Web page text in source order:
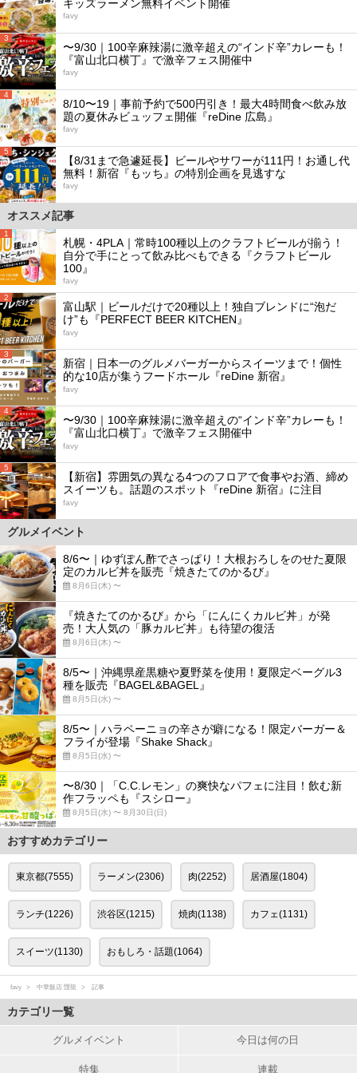
キッズラーメン無料イベント開催
favy
3
〜9/30｜100辛麻辣湯に激辛超えの“インド辛”カレーも！
『富山北口横丁』で激辛フェス開催中
favy
4
8/10〜19｜事前予約で500円引き！最大4時間食べ飲み放
題の夏休みビュッフェ開催『reDine 広島』
favy
5
【8/31まで急遽延長】ビールやサワーが111円！お通し代
無料！新宿『もッち』の特別企画を見逃すな
favy
オススメ記事
1
札幌・4PLA｜常時100種以上のクラフトビールが揃う！
自分で手にとって飲み比べもできる『クラフトビール
100』
favy
2
富山駅｜ビールだけで20種以上！独自ブレンドに“泡だ
け”も『PERFECT BEER KITCHEN』
favy
3
新宿｜日本一のグルメバーガーからスイーツまで！個性
的な10店が集うフードホール『reDine 新宿』
favy
4
〜9/30｜100辛麻辣湯に激辛超えの“インド辛”カレーも！
『富山北口横丁』で激辛フェス開催中
favy
5
【新宿】雰囲気の異なる4つのフロアで食事やお酒、締め
スイーツも。話題のスポット『reDine 新宿』に注目
favy
グルメイベント
8/6〜｜ゆずぽん酢でさっぱり！大根おろしをのせた夏限
定のカルビ丼を販売『焼きたてのかるび』
8月6日(木) 〜
『焼きたてのかるび』から「にんにくカルビ丼」が発
売！大人気の「豚カルビ丼」も待望の復活
8月6日(木) 〜
8/5〜｜沖縄県産黒糖や夏野菜を使用！夏限定ベーグル3
種を販売『BAGEL&BAGEL』
8月5日(水) 〜
8/5〜｜ハラペーニョの辛さが癖になる！限定バーガー＆
フライが登場『Shake Shack』
8月5日(水) 〜
〜8/30｜「C.C.レモン」の爽快なパフェに注目！飲む新
作フラッペも『スシロー』
8月5日(水) 〜 8月30日(日)
おすすめカテゴリー
東京都(7555) ラーメン(2306) 肉(2252) 居酒屋(1804)
ランチ(1226) 渋谷区(1215) 焼肉(1138) カフェ(1131)
スイーツ(1130) おもしろ・話題(1064)
favy 中華飯店 靉龍 記事
カテゴリ一覧
グルメイベント 今日は何の日
特集 連載